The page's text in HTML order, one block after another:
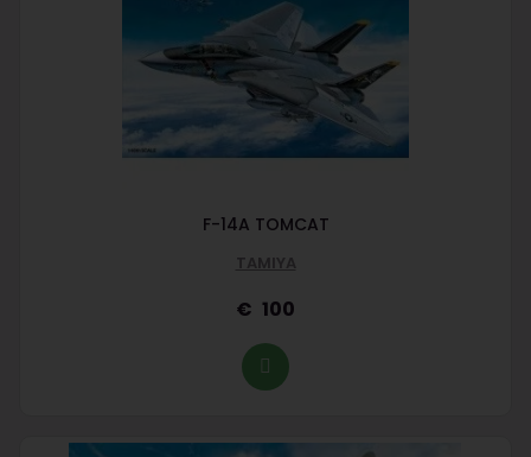
F-14A TOMCAT
TAMIYA
100